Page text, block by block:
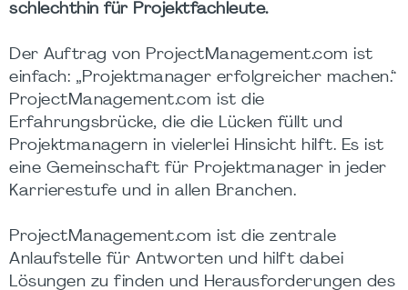
schlechthin für Projektfachleute.
Der Auftrag von ProjectManagement.com ist
einfach: „Projektmanager erfolgreicher machen.“
ProjectManagement.com ist die
Erfahrungsbrücke, die die Lücken füllt und
Projektmanagern in vielerlei Hinsicht hilft. Es ist
eine Gemeinschaft für Projektmanager in jeder
Karrierestufe und in allen Branchen.
ProjectManagement.com ist die zentrale
Anlaufstelle für Antworten und hilft dabei
Lösungen zu finden und Herausforderungen des